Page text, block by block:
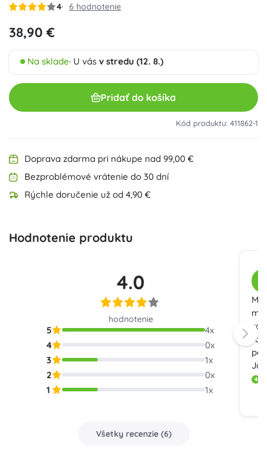
4 6 hodnotenie
38,90 €
Na sklade· U vás v stredu (12. 8.)
Pridať do košíka
Kód produktu: 411862-1
Doprava zdarma pri nákupe nad 99,00 €
Bezproblémové vrátenie do 30 dní
Rýchle doručenie už od 4,90 €
Hodnotenie produktu
4.0
hodnotenie
5 4x
4
0x
3
1x
2
0x
1
1x
Všetky recenzie(6)